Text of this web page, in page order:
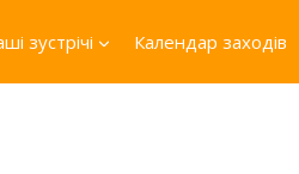
зустрічі Календар заходів